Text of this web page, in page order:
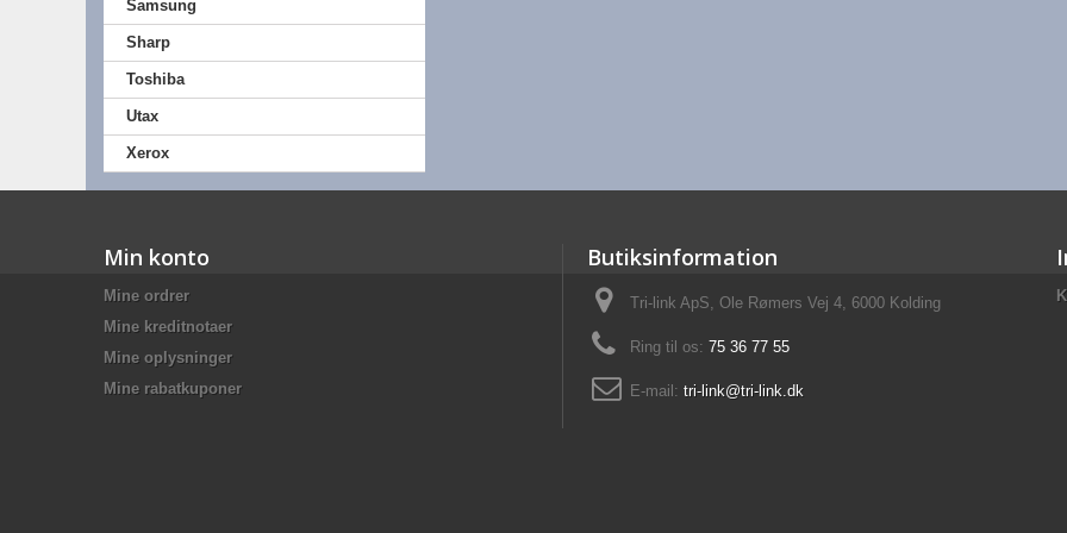
Samsung
Sharp
Toshiba
Utax
Xerox
Min konto
Mine ordrer
Mine kreditnotaer
Mine oplysninger
Mine rabatkuponer
Butiksinformation
Tri-link ApS, Ole Rømers Vej 4, 6000 Kolding
Ring til os: 75 36 77 55
E-mail: tri-link@tri-link.dk